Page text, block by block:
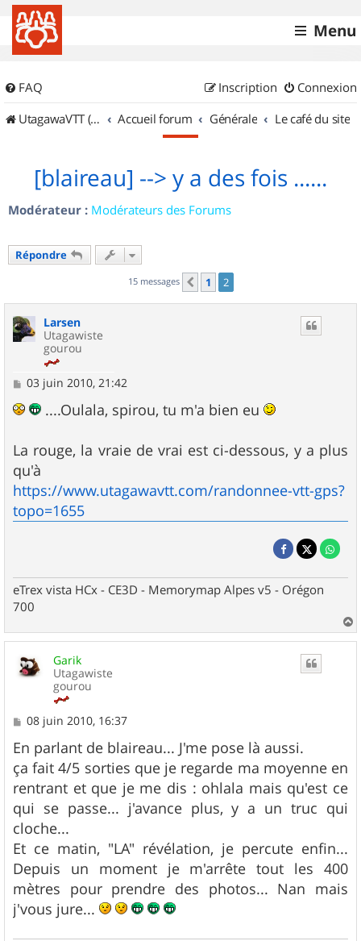
Menu
FAQ Connexion
Inscription
UtagawaVTT (Randos VTT et VTTAE avec traces GPS)
Accueil forum Générale Le café du site
[blaireau] --> y a des fois ......
Modérateur : Modérateurs des Forums
Répondre
15 messages Précédent
1 2
Larsen
Utagawiste
gourou
M
s
g
e
03 juin 2010, 21:42
....Oulala, spirou, tu m'a bien eu
La rouge, la vraie de vrai est ci-dessous, y a plus
qu'à
https://www.utagawavtt.com/randonnee-vtt-gps?
topo=1655
eTrex vista HCx - CE3D - Memorymap Alpes v5 - Orégon
700
a
u
Garik
Utagawiste
gourou
M
s
s
a
g
e
08 juin 2010, 16:37
En parlant de blaireau... J'me pose là aussi.
ça fait 4/5 sorties que je regarde ma moyenne en
rentrant et que je me dis : ohlala mais qu'est ce
qui se passe... j'avance plus, y a un truc qui
cloche...
Et ce matin, "LA" révélation, je percute enfin...
Depuis un moment je m'arrête tout les 400
mètres pour prendre des photos... Nan mais
j'vous jure...